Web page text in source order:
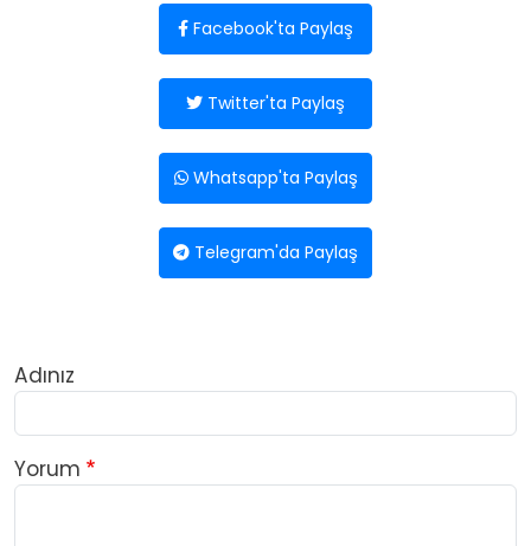
Facebook'ta Paylaş
Twitter'ta Paylaş
Whatsapp'ta Paylaş
Telegram'da Paylaş
Adınız
Yorum